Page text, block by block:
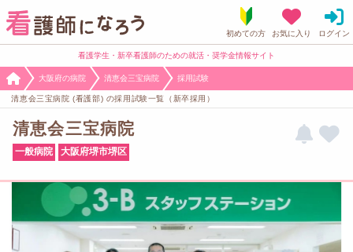
看護学生・新卒看護師のための就活・奨学金情報サイト
大阪府の病院 清恵会三宝病院 採用試験
清恵会三宝病院 (看護部) の採用試験一覧（新卒採用）
清恵会三宝病院
一般病院 大阪府堺市堺区